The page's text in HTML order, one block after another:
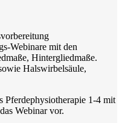
Webinare mit den
Hintergliedmaße.
Halswirbelsäule,
Pferdephysiotherapie 1-4 mit
Webinar vor.